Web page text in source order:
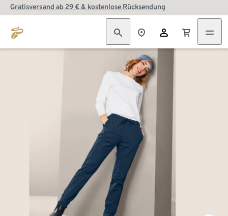
Gratisversand ab 29 € & kostenlose Rücksendung